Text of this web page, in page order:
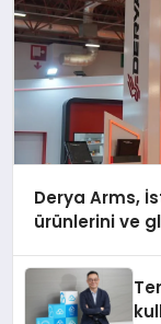
Derya Arms,
ürünlerini ve